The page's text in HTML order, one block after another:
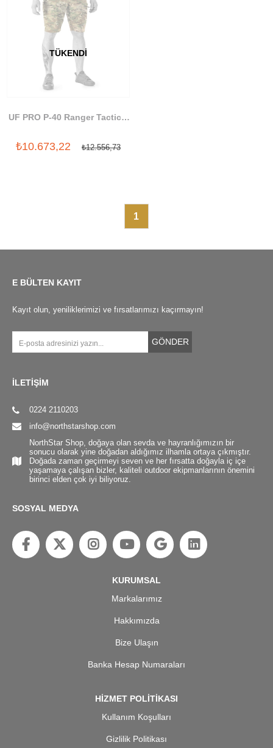
TÜKENDI
UF PRO P-40 Ranger Tactical
₺10.673,22 ₺12.556,73
1
E BÜLTEN KAYIT
Kayıt olun, yeniliklerimizi ve fırsatlarımızı kaçırmayın!
GÖNDER
İLETİŞİM
0224 2110203
info@northstarshop.com
NorthStar Shop, doğaya olan sevda ve hayranlığımızın bir
sonucu olarak yine doğadan aldığımız ilhamla ortaya çıkmıştır.
Doğada zaman geçirmeyi seven ve her fırsatta doğayla iç içe
yaşamaya çalışan bizler, kaliteli outdoor ekipmanlarının önemini
birinci elden çok iyi biliyoruz.
SOSYAL MEDYA
KURUMSAL
Markalarımız
Hakkımızda
Bize Ulaşın
Banka Hesap Numaraları
HİZMET POLİTİKASI
Kullanım Koşulları
Gizlilik Politikası